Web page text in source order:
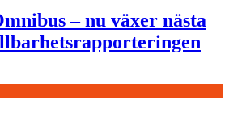
– nu växer nästa